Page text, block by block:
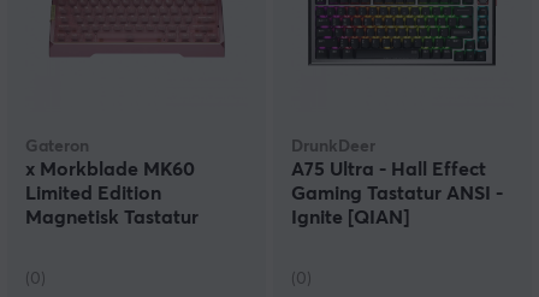
Gateron
x Morkblade MK60
Limited Edition
Magnetisk Tastatur
(0)
DrunkDeer
A75 Ultra - Hall Effect
Gaming Tastatur ANSI -
Ignite [QIAN]
(0)